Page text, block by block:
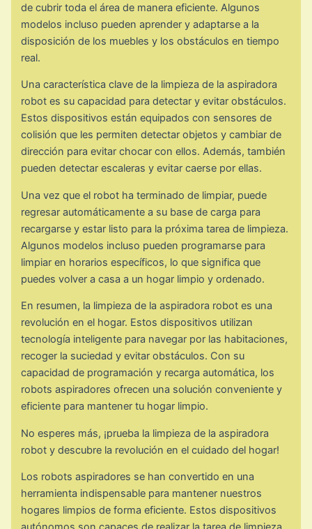
de cubrir toda el área de manera eficiente. Algunos
modelos incluso pueden aprender y adaptarse a la
disposición de los muebles y los obstáculos en tiempo
real.
Una característica clave de la limpieza de la aspiradora
robot es su capacidad para detectar y evitar obstáculos.
Estos dispositivos están equipados con sensores de
colisión que les permiten detectar objetos y cambiar de
dirección para evitar chocar con ellos. Además, también
pueden detectar escaleras y evitar caerse por ellas.
Una vez que el robot ha terminado de limpiar, puede
regresar automáticamente a su base de carga para
recargarse y estar listo para la próxima tarea de limpieza.
Algunos modelos incluso pueden programarse para
limpiar en horarios específicos, lo que significa que
puedes volver a casa a un hogar limpio y ordenado.
En resumen, la limpieza de la aspiradora robot es una
revolución en el hogar. Estos dispositivos utilizan
tecnología inteligente para navegar por las habitaciones,
recoger la suciedad y evitar obstáculos. Con su
capacidad de programación y recarga automática, los
robots aspiradores ofrecen una solución conveniente y
eficiente para mantener tu hogar limpio.
No esperes más, ¡prueba la limpieza de la aspiradora
robot y descubre la revolución en el cuidado del hogar!
Los robots aspiradores se han convertido en una
herramienta indispensable para mantener nuestros
hogares limpios de forma eficiente. Estos dispositivos